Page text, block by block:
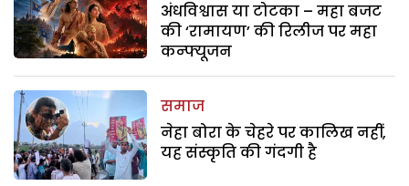
अंधविश्वास या टोटका – महा बजट
की ‘रामायण’ की रिलीज पर महा
कन्फ्यूजन
समाज
नेहा बोरा के चेहरे पर कालिख नहीं,
यह संस्कृति की गंदगी है